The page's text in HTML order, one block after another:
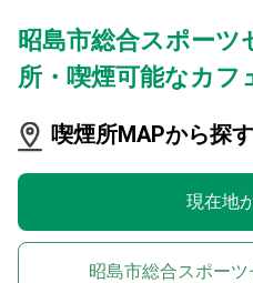
昭島市総合スポーツ
所・喫煙可能なカフ
喫煙所MAPから探す
現在地
昭島市総合スポー